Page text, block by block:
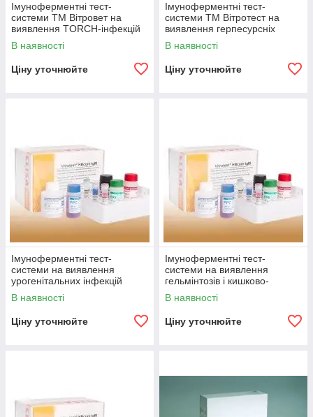
Імуноферментні тест-
системи ТМ Вітровет на
виявлення TORCH-інфекцій
В наявності
Ціну уточнюйте
Імуноферментні тест-
системи ТМ Вітротест на
виявлення герпесурсніх
інфекцій
В наявності
Ціну уточнюйте
Імуноферментні тест-
системи на виявлення
урогенітальних інфекцій
В наявності
Ціну уточнюйте
Імуноферментні тест-
системи на виявлення
гельмінтозів і кишково-
жовдових інфекцій
В наявності
Ціну уточнюйте